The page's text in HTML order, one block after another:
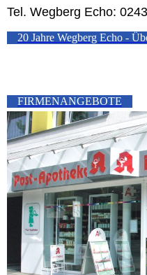
Tel. Wegberg Echo:
20 Jahre Wegberg Echo -
FIRMENANGEBOTE